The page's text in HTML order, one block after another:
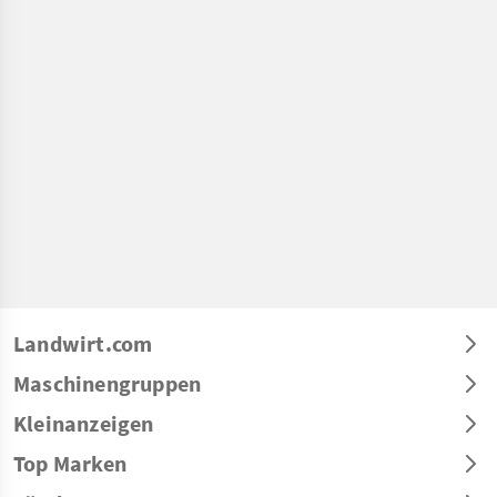
Landwirt.com
Maschinengruppen
Kleinanzeigen
Top Marken